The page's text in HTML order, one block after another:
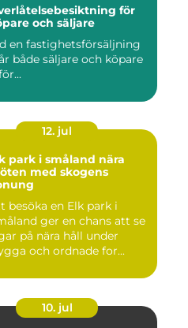
för
och säljare
en fastighetsförsäljning
både säljare och köpare
12. jul
park i småland nära
med skogens
besöka en Elk park i
ger en chans att se
på nära håll under
och ordnade for...
10. jul